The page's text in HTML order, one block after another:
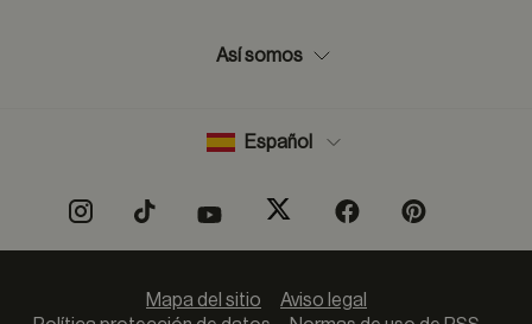
Así somos
Español
Mapa del sitio
Aviso legal